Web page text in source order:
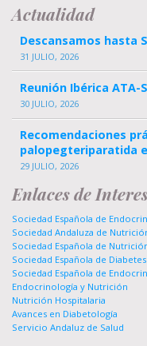
Actualidad
Descansamos hasta
31 JULIO, 2026
Reunión Ibérica ATA-
30 JULIO, 2026
Recomendaciones
palopegteriparatida
29 JULIO, 2026
Enlaces de
Sociedad Española de
Sociedad Andaluza de
Sociedad Española de
Sociedad Española de Diabetes
Sociedad Española de
Endocrinología y Nutrición
Nutrición Hospitalaria
Avances en Diabetología
Servicio Andaluz de Salud